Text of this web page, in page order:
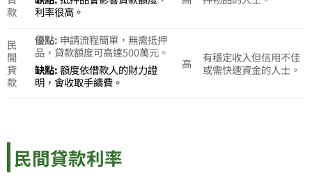
款
利率很高。
民
間
貸
款
優點: 申請流程簡單，無需抵押
品，貸款額度可高達500萬元。
缺點:額度依借款人的財力證
明，會收取手續費。
高
有穩定收入但信用不佳
或需快速資金的人士。
民間貸款利率